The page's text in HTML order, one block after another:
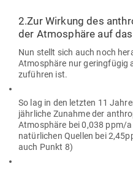
2.Zur Wirkung des
der Atmo­sphäre auf
Nun stellt sich auch noch
Atmo­sphäre nur gering­fügig
zu­führen ist.
So lag in den letzten 11
jähr­liche Zunahme der
Atmo­sphäre bei 0,038 ppm/
natür­lichen Quellen bei
auch Punkt 8)